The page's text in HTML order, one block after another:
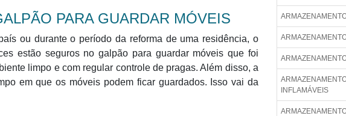
PARA GUARDAR MÓVEIS
ou durante o período da reforma de uma residência, o
estão seguros no galpão para guardar móveis que foi
limpo e com regular controle de pragas. Além disso, a
em que os móveis podem ficar guardados. Isso vai da
INFLAMÁVEIS